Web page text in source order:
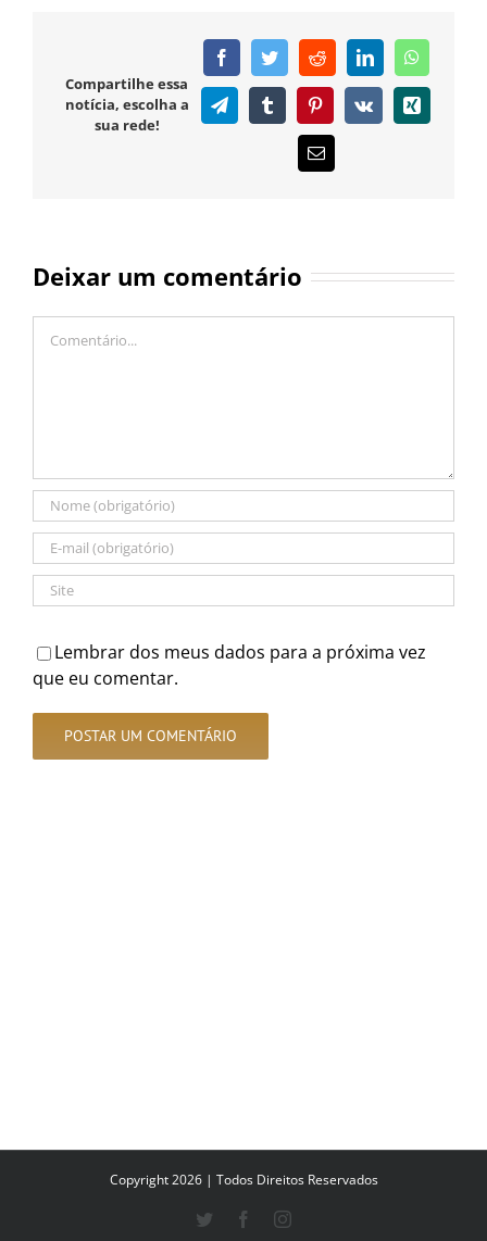
Compartilhe essa
notícia, escolha a
sua rede!
FacebookTwitterRedditLinkedIn
TelegramTumblr PinterestVk Xing
E-
mail
Deixar um comentário
Lembrar dos meus dados para a próxima vez
que eu comentar.
Copyright 2026 | Todos Direitos Reservados
Twitter FacebookInstagram